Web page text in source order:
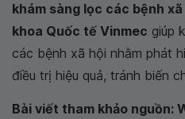
khám sàng lọc các bệnh
khoa Quốc tế Vinmec giúp
các bệnh xã hội nhằm phát
điều trị hiệu quả, tránh biến
Bài viết tham khảo nguồn: